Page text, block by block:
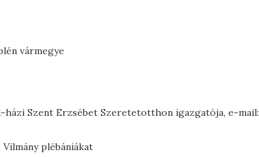
vármegye
házi Szent Erzsébet Szeretetotthon igazgatója, e-mail:
plébániákat